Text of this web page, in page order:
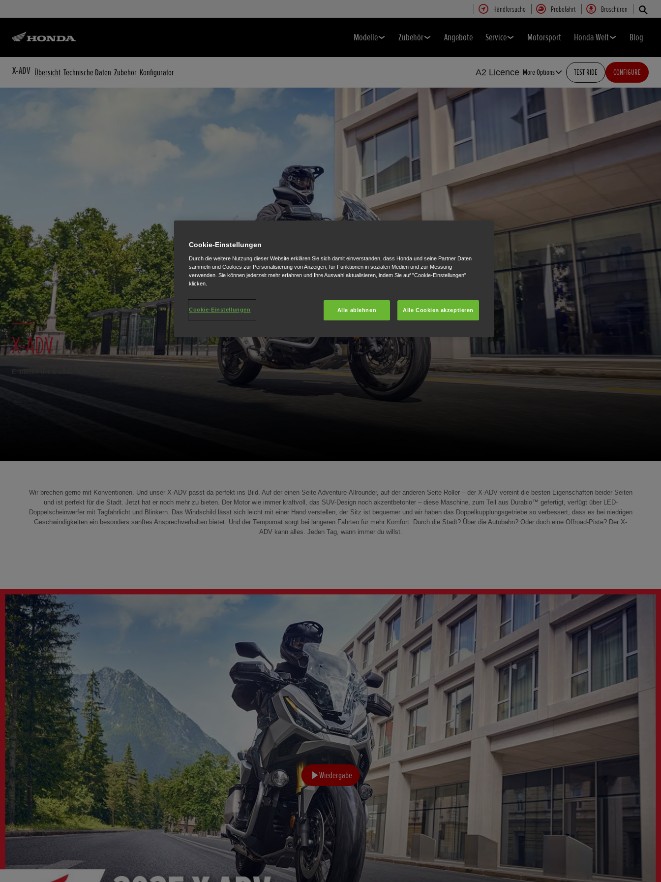
Händlersuche Probefahrt Broschüren
Modelle Zubehör Angebote Service Motorsport Honda Welt Blog
X-ADV Übersicht Technische Daten Zubehör Konfigurator A2 Licence More Options TEST RIDE CONFIGURE
X-ADV
Entdecke deine wilde Seite
Wir brechen gerne mit Konventionen. Und unser X-ADV passt da perfekt ins Bild. Auf der einen Seite Adventure-Allrounder, auf der anderen Seite Roller – der X-ADV vereint die besten Eigenschaften beider Seiten
und ist perfekt für die Stadt. Jetzt hat er noch mehr zu bieten. Der Motor wie immer kraftvoll, das SUV-Design noch akzentbetonter – diese Maschine, zum Teil aus Durabio™ gefertigt, verfügt über LED-
Doppelscheinwerfer mit Tagfahrlicht und Blinkern. Das Windschild lässt sich leicht mit einer Hand verstellen, der Sitz ist bequemer und wir haben das Doppelkupplungsgetriebe so verbessert, dass es bei niedrigen
Geschwindigkeiten ein besonders sanftes Ansprechverhalten bietet. Und der Tempomat sorgt bei längeren Fahrten für mehr Komfort. Durch die Stadt? Über die Autobahn? Oder doch eine Offroad-Piste? Der X-
ADV kann alles. Jeden Tag, wann immer du willst.
Wiedergabe
Cookie-Einstellungen
Durch die weitere Nutzung dieser Website erklären Sie sich damit einverstanden, dass Honda und seine Partner Daten
sammeln und Cookies zur Personalisierung von Anzeigen, für Funktionen in sozialen Medien und zur Messung
verwenden. Sie können jederzeit mehr erfahren und Ihre Auswahl aktualisieren, indem Sie auf "Cookie-Einstellungen"
klicken.
Alle ablehnen Alle Cookies akzeptieren
Cookie-Einstellungen